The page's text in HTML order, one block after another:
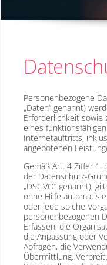
Personenbezogene
„Daten“ genannt)
Erforderlichkeit sowie
eines
Internetauftritts,
angebotenen
Gemäß Art. 4 Ziffer 1.
der Datenschutz-
„DSGVO“ genannt),
ohne Hilfe
oder jede solche
personenbezogenen
Erfassen, die
die Anpassung oder
Abfragen, die
Übermittlung,